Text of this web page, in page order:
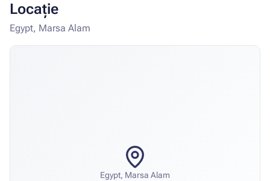
Locație
Egypt, Marsa Alam
Egypt, Marsa Alam